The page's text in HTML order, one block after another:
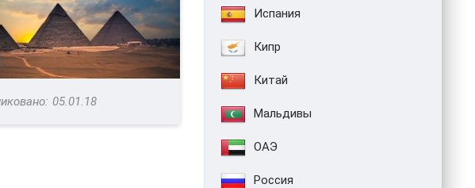
05.01.18
Испания
Кипр
Китай
Мальдивы
ОАЭ
Россия